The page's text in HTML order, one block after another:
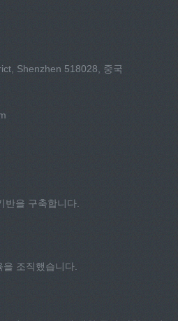
Shenzhen 518028, 중국
반을 구축합니다.
조직했습니다.